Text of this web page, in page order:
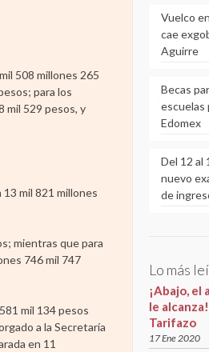
508 millones 265
para los
mil 529 pesos, y
mil 821 millones
mientras que para
746 mil 747
mil 134 pesos
a la Secretaría
en 11
Vuelco
cae
Aguirre
Becas
escuelas
Edomex
Del 12 al
nuevo
de
Lo más
¡Abajo, el
le
Tarifazo
17 Ene 2020